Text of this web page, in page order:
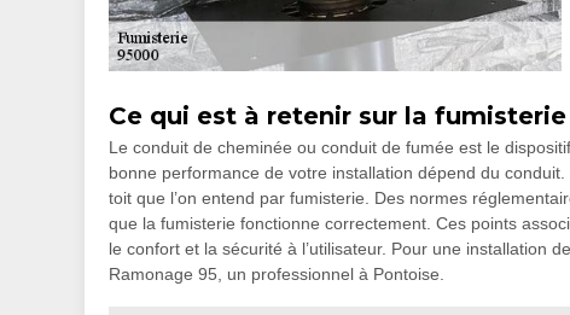
Ce qui est à retenir sur la fumisterie
Le conduit de cheminée ou conduit de fumée est le
bonne performance de votre installation dépend du
toit que l’on entend par fumisterie. Des normes
que la fumisterie fonctionne correctement. Ces points
le confort et la sécurité à l’utilisateur. Pour une installation
Ramonage 95, un professionnel à Pontoise.